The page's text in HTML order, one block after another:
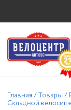
Главная /Товары /
Складной